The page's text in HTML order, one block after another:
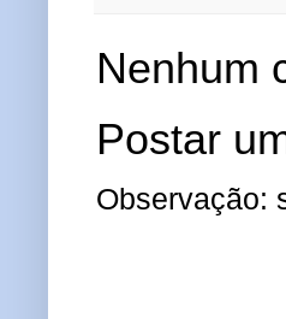
Nenhum
Postar
Observação: